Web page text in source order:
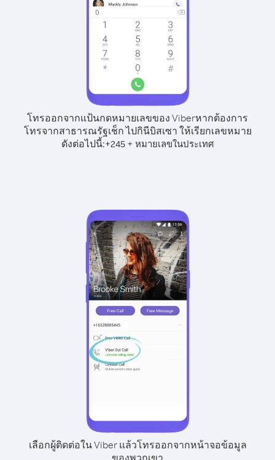
โทรออกจากแป้นกดหมายเลขของ Viberหากต้องการ
โทรจากสาธารณรัฐเช็ก ไปกินีบิสเซา ให้เรียกเลขหมาย
ดังต่อไปนี้:+245+ หมายเลขในประเทศ
เลือกผู้ติดต่อใน Viber แล้วโทรออกจากหน้าจอข้อมูล
ของพวกเขา